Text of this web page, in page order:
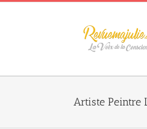
Skip
Artiste Peintre